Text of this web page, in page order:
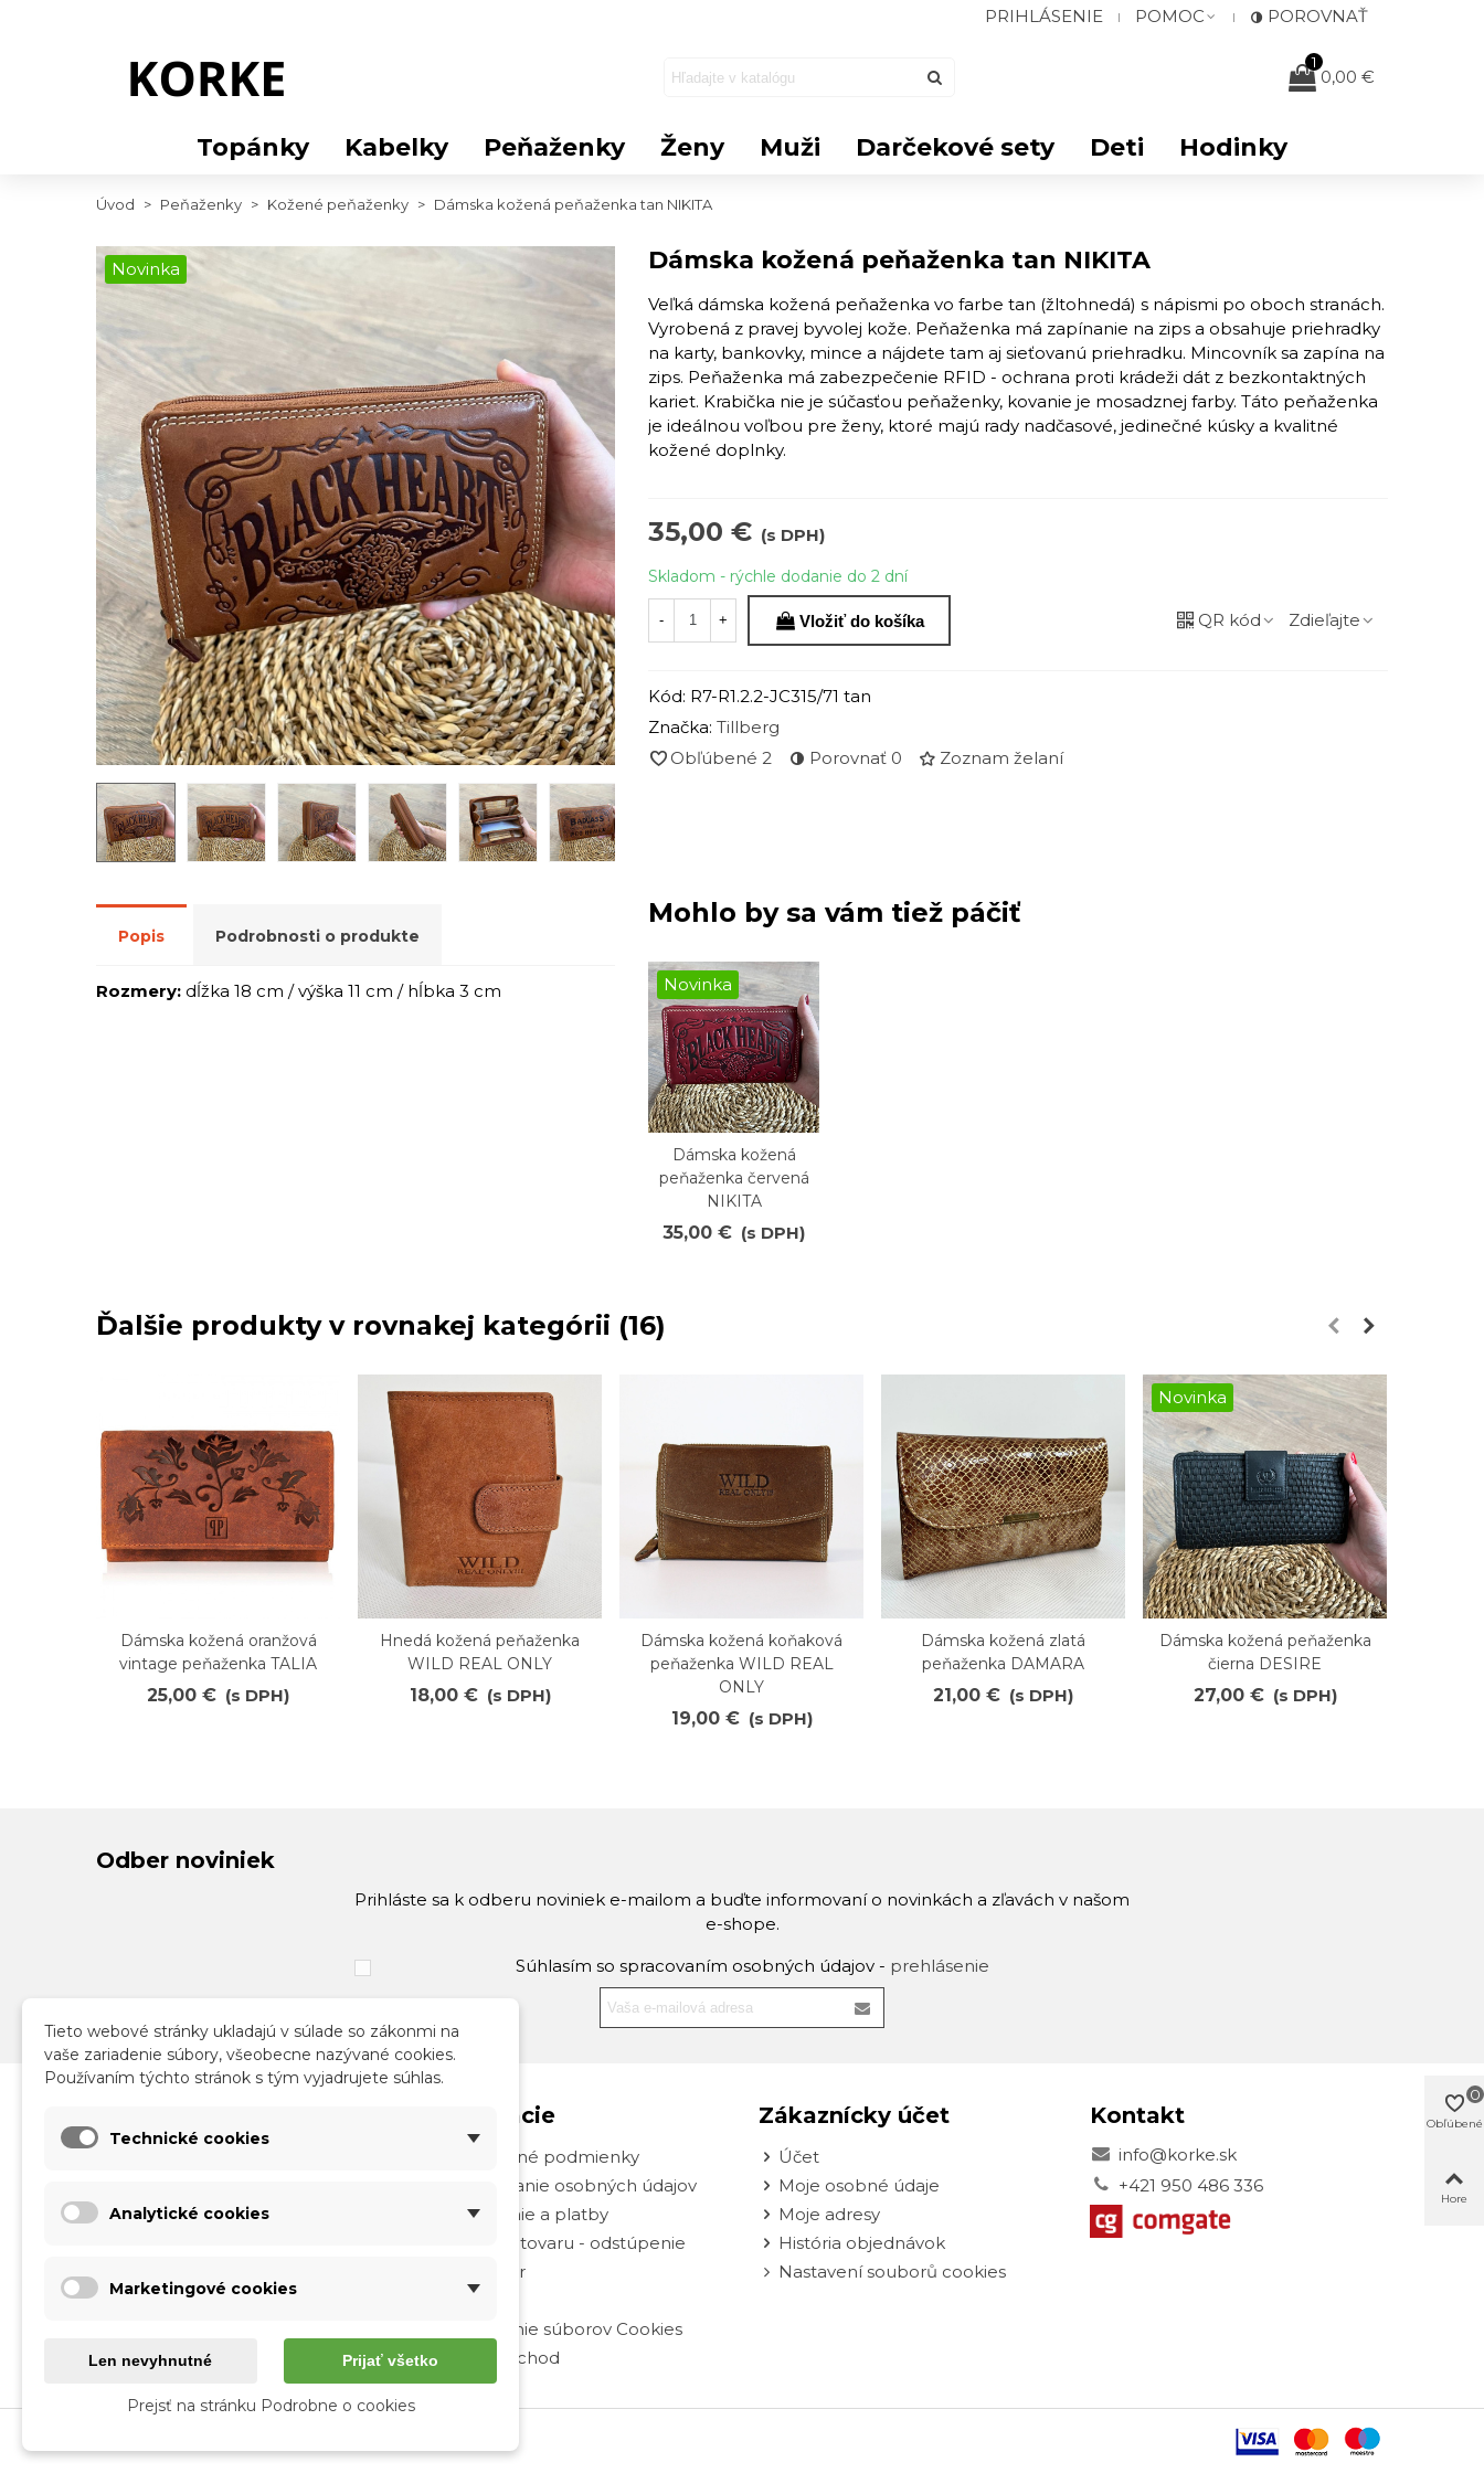
PRIHLÁSENIE POMOC POROVNAŤ
1
0,00 €
Topánky Kabelky Peňaženky Ženy Muži Darčekové sety Deti Hodinky
Úvod > Peňaženky > Kožené peňaženky > Dámska kožená peňaženka tan NIKITA
Novinka Dámska kožená peňaženka tan NIKITA
Veľká dámska kožená peňaženka vo farbe tan (žltohnedá) s nápismi po oboch stranách.
Vyrobená z pravej byvolej kože. Peňaženka má zapínanie na zips a obsahuje priehradky
na karty, bankovky, mince a nájdete tam aj sieťovanú priehradku. Mincovník sa zapína na
zips. Peňaženka má zabezpečenie RFID - ochrana proti krádeži dát z bezkontaktných
kariet. Krabička nie je súčasťou peňaženky, kovanie je mosadznej farby. Táto peňaženka
je ideálnou voľbou pre ženy, ktoré majú rady nadčasové, jedinečné kúsky a kvalitné
kožené doplnky.
35,00 € (s DPH)
Skladom - rýchle dodanie do 2 dní
- + Vložiť do košíka QR kód Zdieľajte
Kód: R7-R1.2.2-JC315/71 tan
Značka: Tillberg
Obľúbené 2 Porovnať 0 Zoznam želaní
Popis Podrobnosti o produkte
Rozmery: dĺžka 18 cm / výška 11 cm / hĺbka 3 cm
Mohlo by sa vám tiež páčiť
Novinka
Obľúbené
Dámska kožená
peňaženka červená
NIKITA
35,00 € (s DPH)
Ďalšie produkty v rovnakej kategórii (16)
Obľúbené
Dámska kožená oranžová
vintage peňaženka TALIA
25,00 € (s DPH)
Obľúbené
Hnedá kožená peňaženka
WILD REAL ONLY
18,00 € (s DPH)
Obľúbené
Dámska kožená koňaková
peňaženka WILD REAL
ONLY
19,00 € (s DPH)
Obľúbené
Dámska kožená zlatá
peňaženka DAMARA
21,00 € (s DPH)
Novinka
Obľúbené
Dámska kožená peňaženka
čierna DESIRE
27,00 € (s DPH)
Odber noviniek
Prihláste sa k odberu noviniek e-mailom a buďte informovaní o novinkách a zľavách v našom
e-shope.
Súhlasím so spracovaním osobných údajov - prehlásenie
Kontakt
Informácie
Obchodné podmienky
Spracovanie osobných údajov
Doručenie a platby
Vrátenie tovaru - odstúpenie
Formulár
O nás
Používanie súborov Cookies
Veľkoobchod
Zákaznícky účet
Účet
Moje osobné údaje
Moje adresy
História objednávok
Nastavení souborů cookies
Kontakt
info@korke.sk
+421 950 486 336
Obľúbené
0
Hore
Tieto webové stránky ukladajú v súlade so zákonmi na
vaše zariadenie súbory, všeobecne nazývané cookies.
Používaním týchto stránok s tým vyjadrujete súhlas.
Technické cookies
Analytické cookies
Marketingové cookies
Len nevyhnutné Prijať všetko
Prejsť na stránku Podrobne o cookies